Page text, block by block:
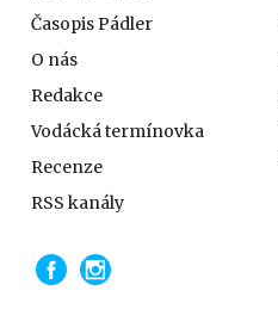
Časopis Pádler
O nás
Redakce
Vodácká termínovka
Recenze
RSS kanály